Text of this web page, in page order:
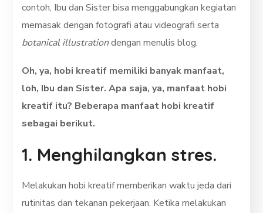
contoh, Ibu dan Sister bisa menggabungkan kegiatan
memasak dengan fotografi atau videografi serta
botanical illustrationdengan menulis blog.
Oh, ya, hobi kreatif memiliki banyak manfaat,
loh, Ibu dan Sister. Apa saja, ya, manfaat hobi
kreatif itu? Beberapa manfaat hobi kreatif
sebagai berikut.
1. Menghilangkan stres.
Melakukan hobi kreatif memberikan waktu jeda dari
rutinitas dan tekanan pekerjaan. Ketika melakukan